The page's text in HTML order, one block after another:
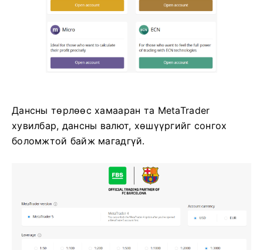
Дансны төрлөөс хамааран та MetaTrader
хувилбар, дансны валют, хөшүүргийг сонгох
боломжтой байж магадгүй.